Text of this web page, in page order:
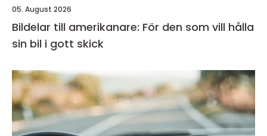
05. August 2026
Bildelar till amerikanare: För den som vill hålla
sin bil i gott skick